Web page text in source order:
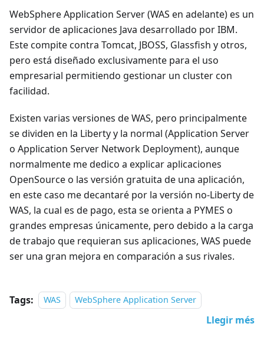
WebSphere Application Server (WAS en adelante) es un
servidor de aplicaciones Java desarrollado por IBM.
Este compite contra Tomcat, JBOSS, Glassfish y otros,
pero está diseñado exclusivamente para el uso
empresarial permitiendo gestionar un cluster con
facilidad.
Existen varias versiones de WAS, pero principalmente
se dividen en la Liberty y la normal (Application Server
o Application Server Network Deployment), aunque
normalmente me dedico a explicar aplicaciones
OpenSource o las versión gratuita de una aplicación,
en este caso me decantaré por la versión no-Liberty de
WAS, la cual es de pago, esta se orienta a PYMES o
grandes empresas únicamente, pero debido a la carga
de trabajo que requieran sus aplicaciones, WAS puede
ser una gran mejora en comparación a sus rivales.
Tags: WAS WebSphere Application Server
Llegir més